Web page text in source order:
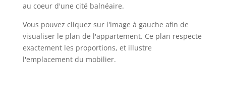
au coeur d'une cité balnéaire.
Vous pouvez cliquez sur l'image à gauche afin de
visualiser le plan de l'appartement. Ce plan respecte
exactement les proportions, et illustre
l'emplacement du mobilier.